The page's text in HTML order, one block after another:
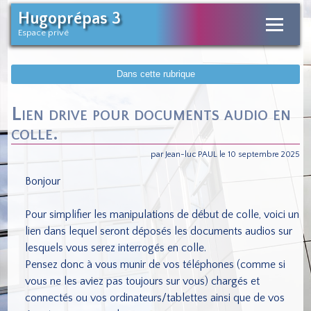
Hugoprépas 3
Espace privé
Dans cette rubrique
Lien drive pour documents audio en
colle.
par Jean-luc PAUL le 10 septembre 2025
Bonjour
Pour simplifier les manipulations de début de colle, voici un
lien dans lequel seront déposés les documents audios sur
lesquels vous serez interrogés en colle.
Pensez donc à vous munir de vos téléphones (comme si
vous ne les aviez pas toujours sur vous) chargés et
connectés ou vos ordinateurs/tablettes ainsi que de vos